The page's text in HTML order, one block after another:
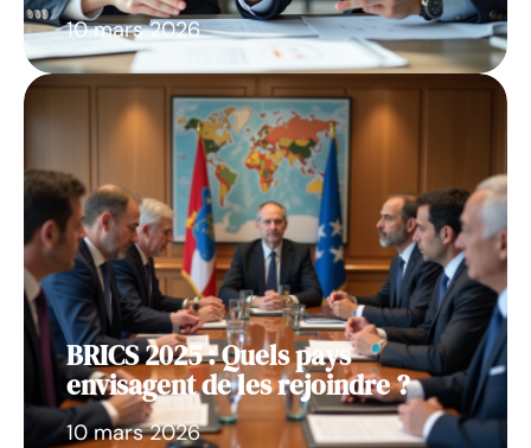
10 mars 2026
BRICS 2025 : Quels pays
envisagent de les rejoindre ?
10 mars 2026